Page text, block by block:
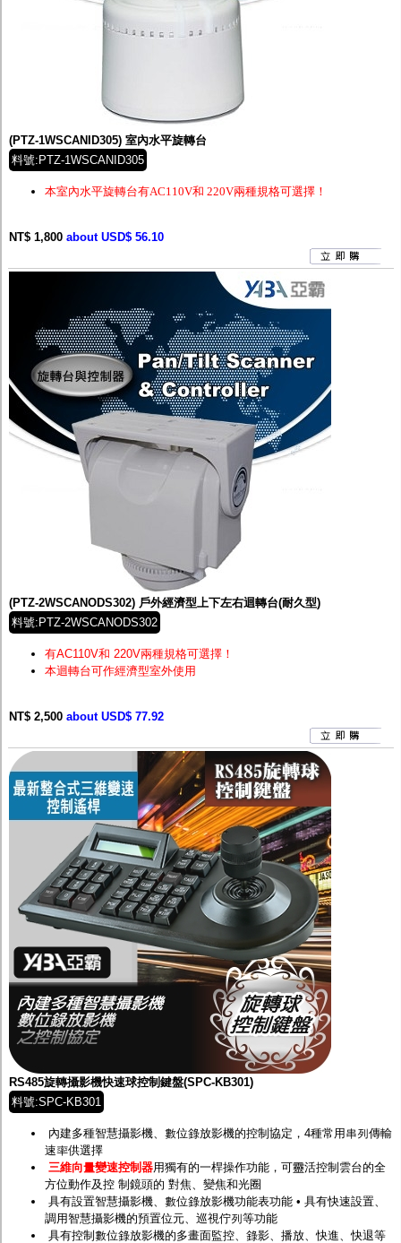
(PTZ-1WSCANID305) 室內水平旋轉台
料號:PTZ-1WSCANID305
本室內水平旋轉台有AC110V和 220V兩種規格可選擇！
NT$ 1,800 about USD$ 56.10
(PTZ-2WSCANODS302) 戶外經濟型上下左右迴轉台(耐久型)
料號:PTZ-2WSCANODS302
有AC110V和 220V兩種規格可選擇！
本迴轉台可作經濟型室外使用
NT$ 2,500 about USD$ 77.92
RS485旋轉攝影機快速球控制鍵盤(SPC-KB301)
料號:SPC-KB301
內建多種智慧攝影機、數位錄放影機的控制協定，4種常用串列傳輸
速率供選擇
三維向量變速控制器用獨有的一桿操作功能，可靈活控制雲台的全
方位動作及控 制鏡頭的 對焦、變焦和光圈
具有設置智慧攝影機、數位錄放影機功能表功能 • 具有快速設置、
調用智慧攝影機的預置位元、巡視佇列等功能
具有控制數位錄放影機的多畫面監控、錄影、播放、快進、快退等